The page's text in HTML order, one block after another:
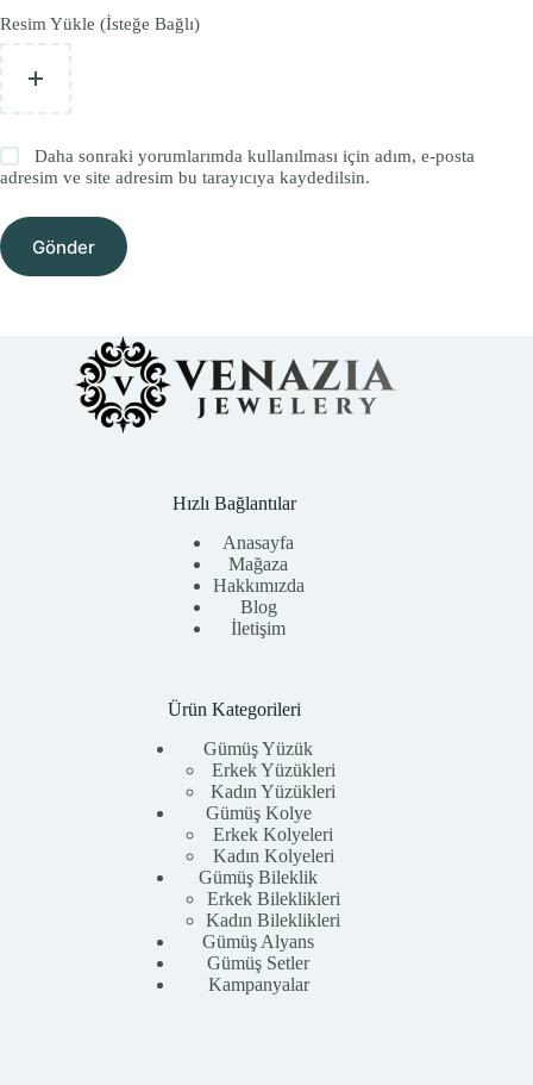
Resim Yükle (İsteğe Bağlı)
Daha sonraki yorumlarımda kullanılması için adım, e-posta
adresim ve site adresim bu tarayıcıya kaydedilsin.
Gönder
Hızlı Bağlantılar
Anasayfa
Mağaza
Hakkımızda
Blog
İletişim
Ürün Kategorileri
Gümüş Yüzük
Erkek Yüzükleri
Kadın Yüzükleri
Gümüş Kolye
Erkek Kolyeleri
Kadın Kolyeleri
Gümüş Bileklik
Erkek Bileklikleri
Kadın Bileklikleri
Gümüş Alyans
Gümüş Setler
Kampanyalar